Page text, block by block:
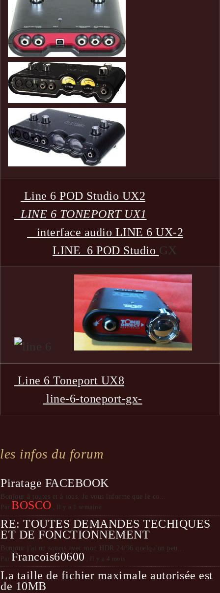
Line 6 POD Studio UX2
LINE 6 TONEPORT UX1
interface audio LINE 6 UX-2
LINE 6 POD Studio GX
Line 6 Toneport UX8
line-6-toneport-gx-
les infos du forum
Piratage FACEBOOK
Bonjour à toutes et à tous, Je vous informe que le co...
Par BOSCO Il y a 1 semaine
RE: TOUTES DEMANDES TECHIQUES
ET DE FONCTIONNEMENT
Bonjour j'ai un soucis avec mon HDR 24/96 quelqu'un peu...
Par Francois60600 Il y a 4 mois
La taille de fichier maximale autorisée est
de 10MB